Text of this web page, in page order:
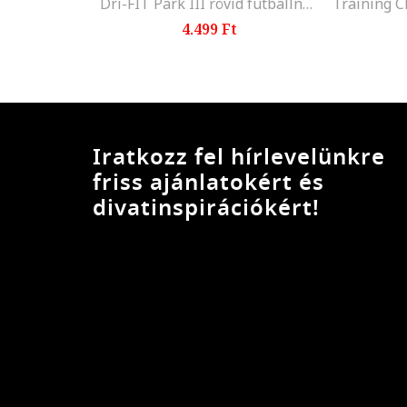
4.499 Ft
Iratkozz fel hírlevelünkre
friss ajánlatokért és
divatinspirációkért!